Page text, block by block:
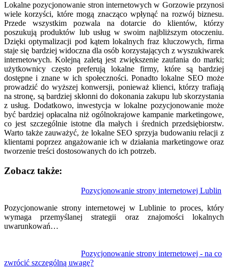
Lokalne pozycjonowanie stron internetowych w Gorzowie przynosi
wiele korzyści, które mogą znacząco wpłynąć na rozwój biznesu.
Przede wszystkim pozwala na dotarcie do klientów, którzy
poszukują produktów lub usług w swoim najbliższym otoczeniu.
Dzięki optymalizacji pod kątem lokalnych fraz kluczowych, firma
staje się bardziej widoczna dla osób korzystających z wyszukiwarek
internetowych. Kolejną zaletą jest zwiększenie zaufania do marki;
użytkownicy często preferują lokalne firmy, które są bardziej
dostępne i znane w ich społeczności. Ponadto lokalne SEO może
prowadzić do wyższej konwersji, ponieważ klienci, którzy trafiają
na stronę, są bardziej skłonni do dokonania zakupu lub skorzystania
z usług. Dodatkowo, inwestycja w lokalne pozycjonowanie może
być bardziej opłacalna niż ogólnokrajowe kampanie marketingowe,
co jest szczególnie istotne dla małych i średnich przedsiębiorstw.
Warto także zauważyć, że lokalne SEO sprzyja budowaniu relacji z
klientami poprzez angażowanie ich w działania marketingowe oraz
tworzenie treści dostosowanych do ich potrzeb.
Zobacz także:
Pozycjonowanie strony internetowej Lublin
Pozycjonowanie strony internetowej w Lublinie to proces, który
wymaga przemyślanej strategii oraz znajomości lokalnych
uwarunkowań…
Pozycjonowanie strony internetowej - na co
zwrócić szczególną uwagę?
wpisu